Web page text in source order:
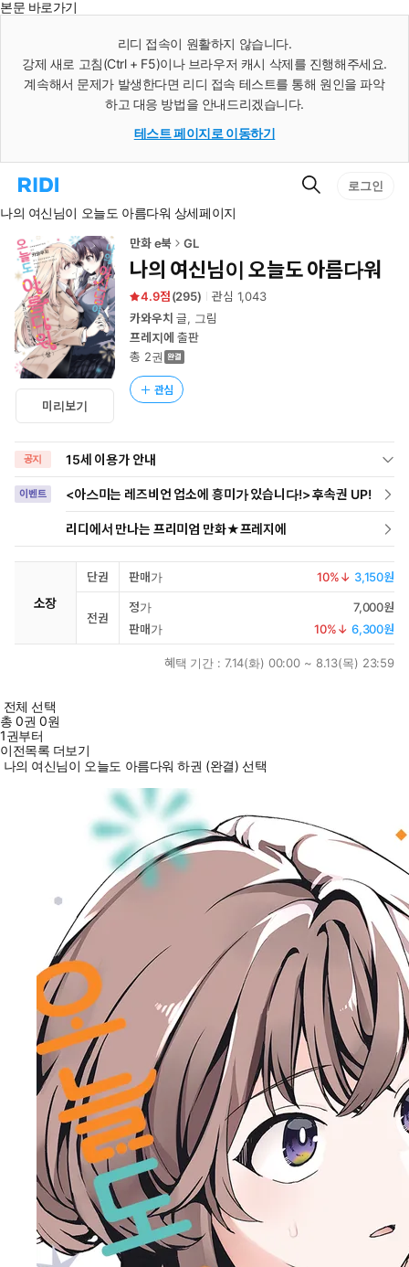
본문 바로가기
리디 접속이 원활하지 않습니다.
강제 새로 고침(Ctrl + F5)이나 브라우저 캐시 삭제를 진행해주세요.
계속해서 문제가 발생한다면 리디 접속 테스트를 통해 원인을 파악
하고 대응 방법을 안내드리겠습니다.
테스트 페이지로 이동하기
리
홈
로
이
동
검
로그인
나의 여신님이 오늘도 아름다워 상세페이지
미리보기
만화 e북 GL
나의 여신님이 오늘도 아름다워
4.9 (295) 관심 1,043
카와우치 글, 그림
프레지에 출판
총 2권
관심
공지 15세 이용가 안내
이벤트 <아스미는 레즈비언 업소에 흥미가 있습니다!> 후속권 UP!
리디에서 만나는 프리미엄 만화★프레지에
소장
단권 판매가 10%↓ 3,150원
전권
정가
7,000원
판매가
10%↓ 6,300원
혜택 기간 : 7.14(화) 00:00 ~ 8.13(목) 23:59
전체 선택
총0권 0원
1권부터
이전목록 더보기
나의 여신님이 오늘도 아름다워 하권 (완결) 선택